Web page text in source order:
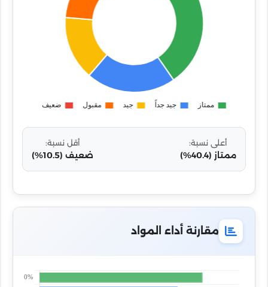
أعلى نسبة:
ممتاز (40.4%)
أقل نسبة:
ضعيف (10.5%)
مقارنة أداء المواد